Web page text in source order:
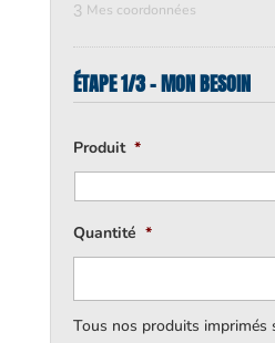
3 Mes coordonnées
ÉTAPE 1/3 - MON BESOIN
Produit *
Quantité *
Tous nos produits imprimés